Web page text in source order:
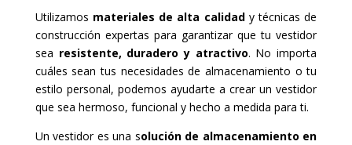
Utilizamos materiales de alta calidady técnicas de
construcción expertas para garantizar que tu vestidor
sea resistente, duradero y atractivo. No importa
cuáles sean tus necesidades de almacenamiento o tu
estilo personal, podemos ayudarte a crear un vestidor
que sea hermoso, funcional y hecho a medida para ti.
Un vestidor es una solución de almacenamiento en